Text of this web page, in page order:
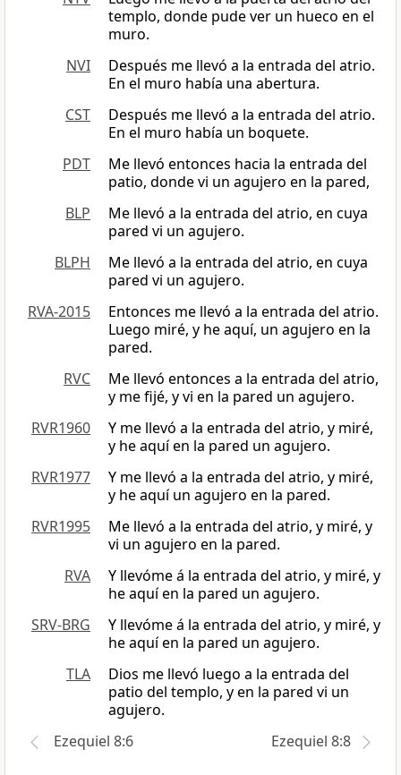
templo, donde pude ver un hueco en el
muro.
NVI
Después me llevó a la entrada del atrio.
En el muro había una abertura.
CST
Después me llevó a la entrada del atrio.
En el muro había un boquete.
PDT
Me llevó entonces hacia la entrada del
patio, donde vi un agujero en la pared,
BLP
Me llevó a la entrada del atrio, en cuya
pared vi un agujero.
BLPH
Me llevó a la entrada del atrio, en cuya
pared vi un agujero.
RVA-2015
Entonces me llevó a la entrada del atrio.
Luego miré, y he aquí, un agujero en la
pared.
RVC
Me llevó entonces a la entrada del atrio,
y me fijé, y vi en la pared un agujero.
RVR1960
Y me llevó a la entrada del atrio, y miré,
y he aquí en la pared un agujero.
RVR1977
Y me llevó a la entrada del atrio, y miré,
y he aquí un agujero en la pared.
RVR1995
Me llevó a la entrada del atrio, y miré, y
vi un agujero en la pared.
RVA
Y llevóme á la entrada del atrio, y miré, y
he aquí en la pared un agujero.
SRV-BRG
Y llevóme á la entrada del atrio, y miré, y
he aquí en la pared un agujero.
TLA
Dios me llevó luego a la entrada del
patio del templo, y en la pared vi un
agujero.
Ezequiel 8:6
Ezequiel 8:8